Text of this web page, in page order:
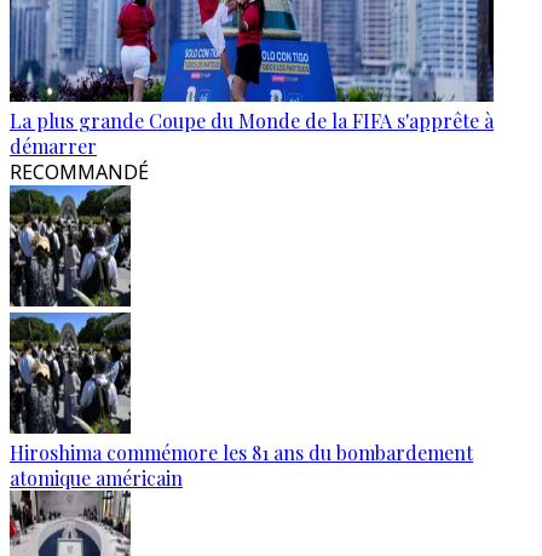
La plus grande Coupe du Monde de la FIFA s'apprête à
démarrer
RECOMMANDÉ
Hiroshima commémore les 81 ans du bombardement
atomique américain